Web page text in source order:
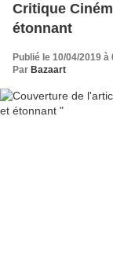
Critique
étonnant
Publié le 10/04/2019 à
Par Bazaart